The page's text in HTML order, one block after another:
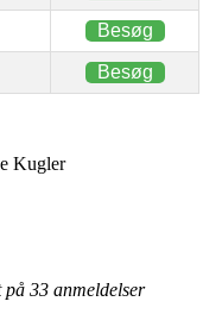
Besøg
Besøg
Kugler
på 33 anmeldelser